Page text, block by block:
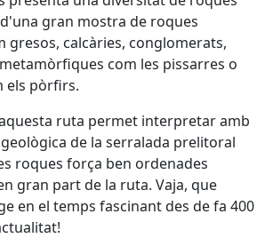
gran mostra de roques
gresos, calcàries, conglomerats,
com les pissarres o
els pòrfirs.
ruta permet interpretar amb
de la serralada prelitoral
roques força ben ordenades
gran part de la ruta. Vaja, que
en el temps fascinant des de fa 400